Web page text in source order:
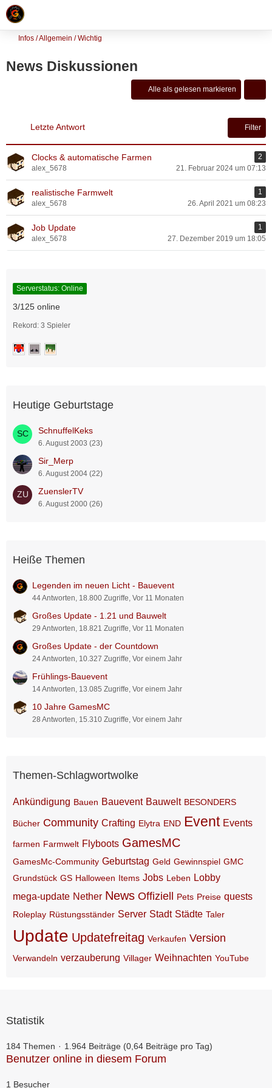
Infos / Allgemein / Wichtig
News Diskussionen
Alle als gelesen markieren
Letzte Antwort Filter
Clocks & automatische Farmen
2
alex_5678
21. Februar 2024 um 07:13
realistische Farmwelt
1
alex_5678
26. April 2021 um 08:23
Job Update
1
alex_5678
27. Dezember 2019 um 18:05
Serverstatus: Online
3/125 online
Rekord: 3 Spieler
Heutige Geburtstage
SchnuffelKeks
6. August 2003 (23)
Sir_Merp
6. August 2004 (22)
ZuenslerTV
6. August 2000 (26)
Heiße Themen
Legenden im neuen Licht - Bauevent
44 Antworten, 18.800 Zugriffe, Vor 11 Monaten
Großes Update - 1.21 und Bauwelt
29 Antworten, 18.821 Zugriffe, Vor 11 Monaten
Großes Update - der Countdown
24 Antworten, 10.327 Zugriffe, Vor einem Jahr
Frühlings-Bauevent
14 Antworten, 13.085 Zugriffe, Vor einem Jahr
10 Jahre GamesMC
28 Antworten, 15.310 Zugriffe, Vor einem Jahr
Themen-Schlagwortwolke
Ankündigung Bauen Bauevent Bauwelt BESONDERS
Bücher Community Crafting Elytra END Event Events
farmen Farmwelt Flyboots GamesMC
GamesMc-Community Geburtstag Geld Gewinnspiel GMC
Grundstück GS Halloween Items Jobs Leben Lobby
mega-update Nether News Offiziell Pets Preise quests
Roleplay Rüstungsständer Server Stadt Städte Taler
Update Updatefreitag Verkaufen Version
Verwandeln verzauberung Villager Weihnachten YouTube
Statistik
184 Themen 1.964 Beiträge (0,64 Beiträge pro Tag)
Benutzer online in diesem Forum
1 Besucher